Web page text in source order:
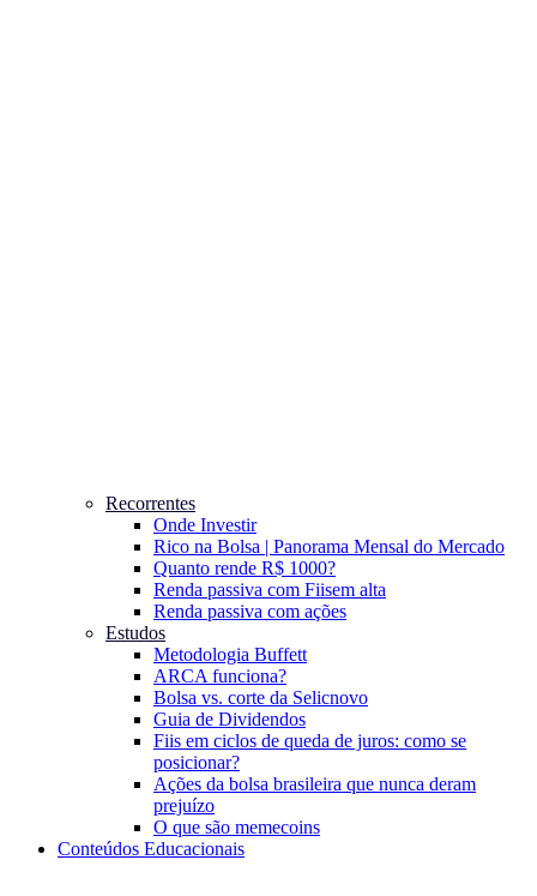
Recorrentes
Onde Investir
Rico na Bolsa | Panorama Mensal do Mercado
Quanto rende R$ 1000?
Renda passiva com Fiisem alta
Renda passiva com ações
Estudos
Metodologia Buffett
ARCA funciona?
Bolsa vs. corte da Selicnovo
Guia de Dividendos
Fiis em ciclos de queda de juros: como se
posicionar?
Ações da bolsa brasileira que nunca deram
prejuízo
O que são memecoins
Conteúdos Educacionais